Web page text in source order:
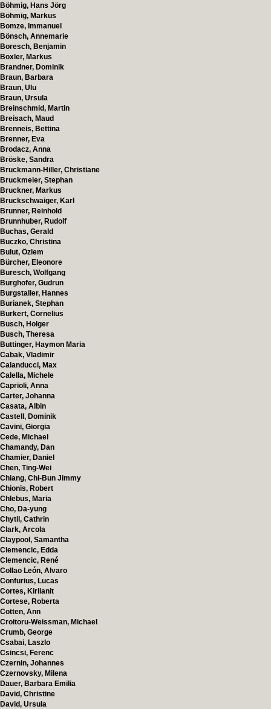
Böhmig, Hans Jörg
Böhmig, Markus
Bomze, Immanuel
Bönsch, Annemarie
Boresch, Benjamin
Boxler, Markus
Brandner, Dominik
Braun, Barbara
Braun, Ulu
Braun, Ursula
Breinschmid, Martin
Breisach, Maud
Brenneis, Bettina
Brenner, Eva
Brodacz, Anna
Bröske, Sandra
Bruckmann-Hiller, Christiane
Bruckmeier, Stephan
Bruckner, Markus
Bruckschwaiger, Karl
Brunner, Reinhold
Brunnhuber, Rudolf
Buchas, Gerald
Buczko, Christina
Bulut, Özlem
Bürcher, Eleonore
Buresch, Wolfgang
Burghofer, Gudrun
Burgstaller, Hannes
Burianek, Stephan
Burkert, Cornelius
Busch, Holger
Busch, Theresa
Buttinger, Haymon Maria
Cabak, Vladimir
Calanducci, Max
Calella, Michele
Caprioli, Anna
Carter, Johanna
Casata, Albin
Castell, Dominik
Cavini, Giorgia
Cede, Michael
Chamandy, Dan
Chamier, Daniel
Chen, Ting-Wei
Chiang, Chi-Bun Jimmy
Chionis, Robert
Chlebus, Maria
Cho, Da-yung
Chytil, Cathrin
Clark, Arcola
Claypool, Samantha
Clemencic, Edda
Clemencic, René
Collao León, Alvaro
Confurius, Lucas
Cortes, Kirlianit
Cortese, Roberta
Cotten, Ann
Croitoru-Weissman, Michael
Crumb, George
Csabai, Laszlo
Csincsi, Ferenc
Czernin, Johannes
Czernovsky, Milena
Dauer, Barbara Emilia
David, Christine
David, Ursula